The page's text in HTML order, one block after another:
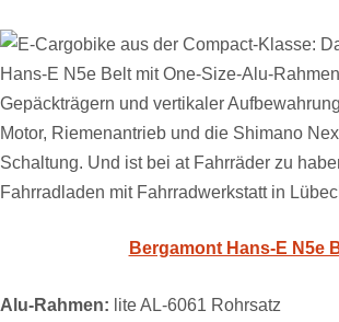
Bergamont Hans-E N5e
Alu-Rahmen: lite AL-6061 Rohrsatz